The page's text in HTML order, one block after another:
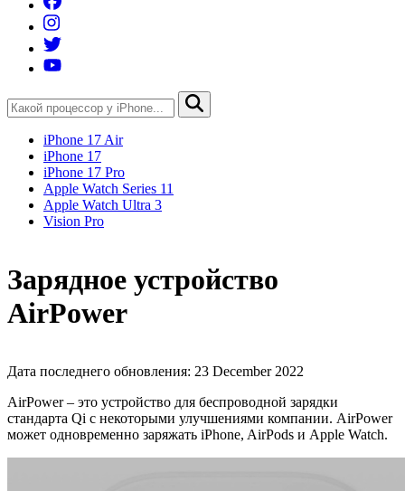
iPhone 17 Air
iPhone 17
iPhone 17 Pro
Apple Watch Series 11
Apple Watch Ultra 3
Vision Pro
Зарядное устройство
AirPower
Дата последнего обновления: 23 December 2022
AirPower – это устройство для беспроводной зарядки
стандарта Qi с некоторыми улучшениями компании. AirPower
может одновременно заряжать iPhone, AirPods и Apple Watch.